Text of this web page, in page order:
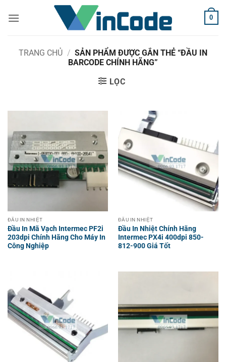
qua
0
TRANG CHỦ / SẢN PHẨM ĐƯỢC GẮN THẺ “ĐẦU IN
BARCODE CHÍNH HÃNG”
LỌC
ĐẦU IN NHIỆT
Đầu In Mã Vạch Intermec PF2i
203dpi Chính Hãng Cho Máy In
Công Nghiệp
ĐẦU IN NHIỆT
Đầu In Nhiệt Chính Hãng
Intermec PX4i 400dpi 850-
812-900 Giá Tốt